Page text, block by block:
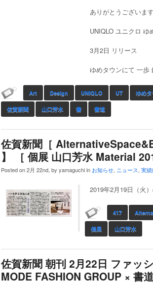
ありがとうございます
UNIQLO ユニクロ ゆ
3月2日 リリース
ゆめタウンにて 一
Art Design UNIQLO UT ゆめ
佐賀新聞 山口芳水 書 書道
佐賀新聞［
】 ［ 個展 山口芳水 Material
Posted on 2月 22nd, by yamaguchi in お知らせ, ニュース, 実
2019年2月19日（火
417
個展 山口芳水
佐賀新聞 朝刊 2月22日 ファッ
MODE FASHION GROUP × 書